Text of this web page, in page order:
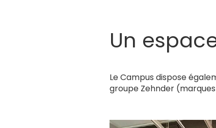
Un
Le Campus dispose
groupe Zehnder